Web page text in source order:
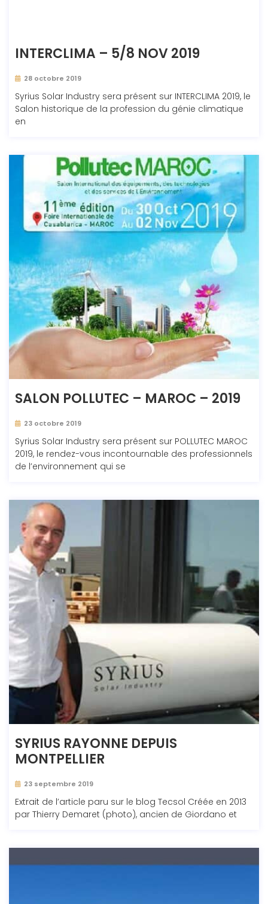
INTERCLIMA – 5/8 NOV 2019
28 octobre 2019
Syrius Solar Industry sera présent sur INTERCLIMA 2019, le
Salon historique de la profession du génie climatique
en
SALON POLLUTEC – MAROC – 2019
23 octobre 2019
Syrius Solar Industry sera présent sur POLLUTEC MAROC
2019, le rendez-vous incontournable des professionnels
de l’environnement qui se
SYRIUS RAYONNE DEPUIS
MONTPELLIER
23 septembre 2019
Extrait de l’article paru sur le blog Tecsol Créée en 2013
par Thierry Demaret (photo), ancien de Giordano et